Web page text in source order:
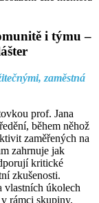
i týmu –
zaměstná
prof. Jana
během něhož
zaměřených na
zahrnuje jak
kritické
zkušenosti.
vlastních úkolech
rámci skupiny.